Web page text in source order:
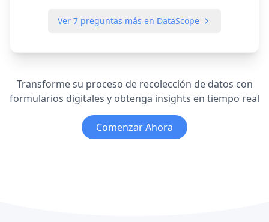
Ver 7 preguntas más en DataScope
Transforme su proceso de recolección de datos con
formularios digitales y obtenga insights en tiempo real
Comenzar Ahora